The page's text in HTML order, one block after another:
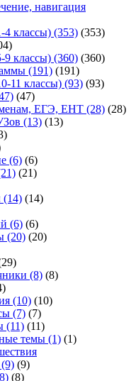
навигация
4 классы) (353) (353)
9 классы) (360) (360)
(191) (191)
11 классы) (93) (93)
(47)
ЕГЭ, ЕНТ (28) (28)
(13) (13)
(6) (6)
(21)
(14) (14)
(6) (6)
(20) (20)
(8) (8)
(10) (10)
(7) (7)
(11) (11)
темы (1) (1)
(9) (9)
(8)